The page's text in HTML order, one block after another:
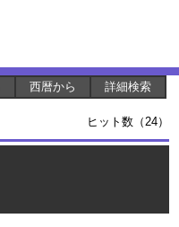
西暦から 詳細検索
ヒット数（24）